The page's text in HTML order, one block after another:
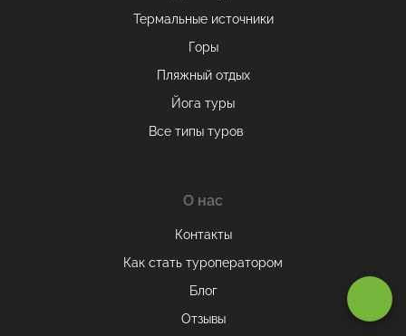
Термальные источники
Горы
Пляжный отдых
Йога туры
Все типы туров
О нас
Контакты
Как стать туроператором
Блог
Отзывы
Оставаясь на сайте, вы даетесогласие на обработку cookie и
Принимаю